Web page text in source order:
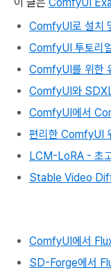
ComfyUI로 설치
ComfyUI 투토리
ComfyUI를 위한
ComfyUI와
ComfyUI에서
편리한 ComfyUI
LCM-LoRA - 초
Stable Video
ComfyUI에서
SD-Forge에서